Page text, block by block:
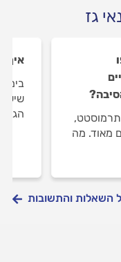
גז
תרמוסטט,
מאוד. מה
איך
שיש
הגז?
השאלות והתשובות